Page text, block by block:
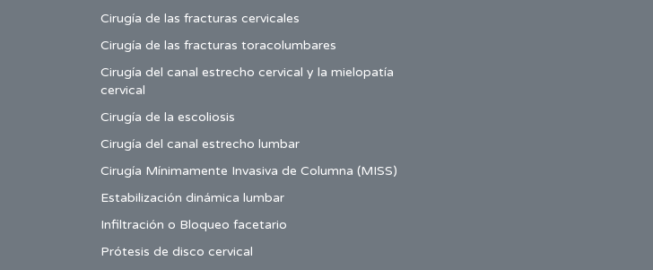
Cirugía de las fracturas cervicales
Cirugía de las fracturas toracolumbares
Cirugía del canal estrecho cervical y la mielopatía
cervical
Cirugía de la escoliosis
Cirugía del canal estrecho lumbar
Cirugía Mínimamente Invasiva de Columna (MISS)
Estabilización dinámica lumbar
Infiltración o Bloqueo facetario
Prótesis de disco cervical